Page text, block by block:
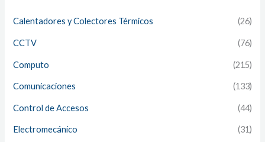
Calentadores y Colectores Térmicos (26)
CCTV (76)
Computo (215)
Comunicaciones (133)
Control de Accesos (44)
Electromecánico (31)